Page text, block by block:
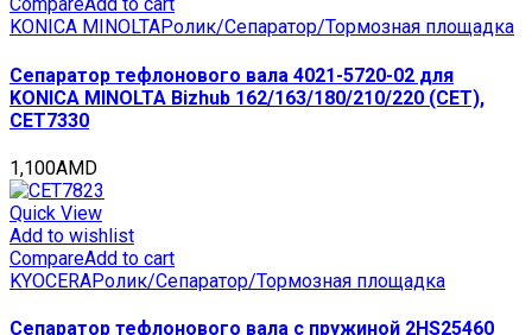
CompareAdd to cart
KONICA MINOLTAРолик/Сепаратор/Тормозная площадка
Сепаратор тефлонового вала 4021-5720-02 для
KONICA MINOLTA Bizhub 162/163/180/210/220 (CET),
CET7330
1,100AMD
Quick View
Add to wishlist
CompareAdd to cart
KYOCERAРолик/Сепаратор/Тормозная площадка
Сепаратор тефлонового вала с пружиной 2HS25460